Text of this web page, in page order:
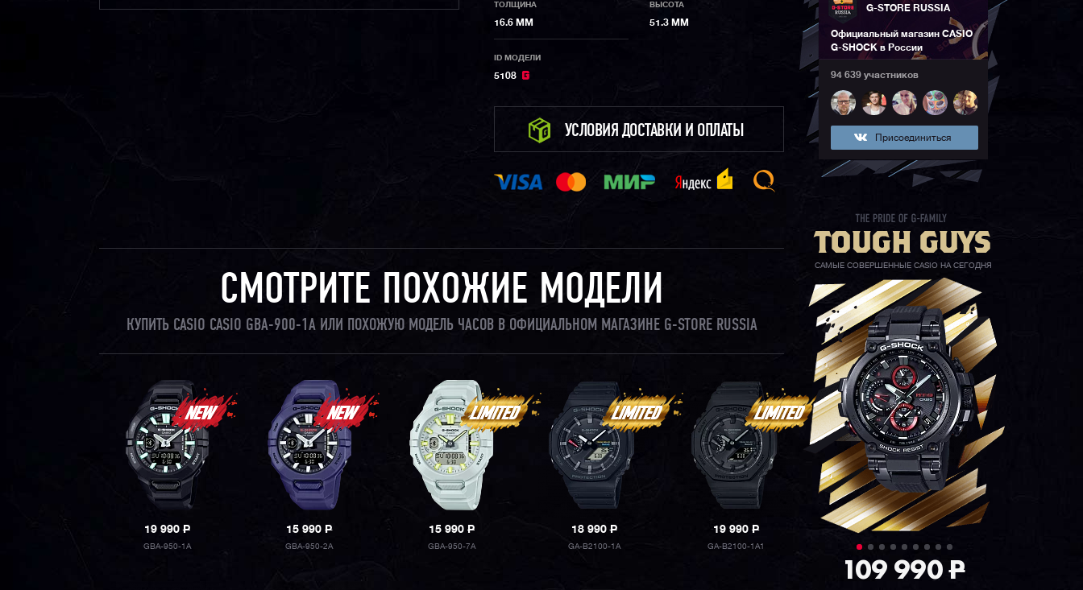
ТОЛЩИНА
16.6 ММ
ВЫСОТА
51.3 ММ
ID МОДЕЛИ
5108
УСЛОВИЯ ДОСТАВКИ И ОПЛАТЫ
СМОТРИТЕ ПОХОЖИЕ МОДЕЛИ
КУПИТЬ CASIO CASIO GBA-900-1A ИЛИ ПОХОЖУЮ МОДЕЛЬ ЧАСОВ В ОФИЦИАЛЬНОМ МАГАЗИНЕ G-STORE RUSSIA
19 990P
GBA-950-1A
15 990P
GBA-950-2A
15 990 P
GBA-950-7A
18 990P
GA-B2100-1A
19 990P
GA-B2100-1A1
G-STORE RUSSIA
Официальный магазин CASIO
G-SHOCK в России
94 639 участников
Присоединиться
САМЫЕ СОВЕРШЕННЫЕ CASIO НА СЕГОДНЯ
109 990P